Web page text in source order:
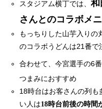
スタジアム横丁では、和
さんとのコラボメ
もっちりした山芋入りの
のコラボうどんは21番で
合わせて、今宮選手の6番
つまみにおすすめ
18時台はお客さんの列も
い人は18時台前後の時間